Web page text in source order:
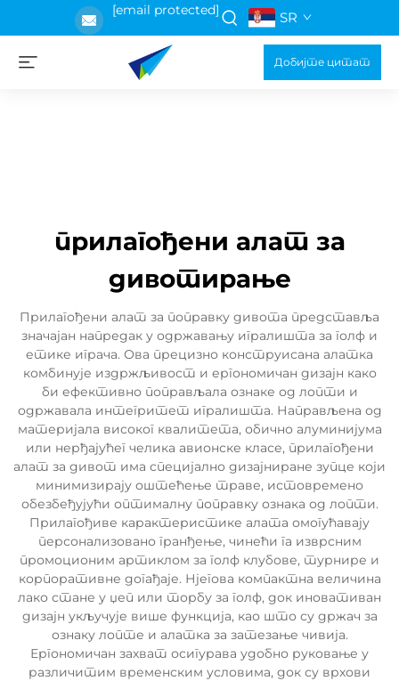
[email protected] SR
Добијте цитат
прилагођени алат за
дивотирање
Прилагођени алат за поправку дивота представља
значајан напредак у одржавању игралишта за голф и
етике играча. Ова прецизно конструисана алатка
комбинује издржљивост и ергономичан дизајн како
би ефективно поправљала ознаке од лопти и
одржавала интегритет игралишта. Направљена од
материјала високог квалитета, обично алуминијума
или нерђајућег челика авионске класе, прилагођени
алат за дивот има специјално дизајниране зупце који
минимизирају оштећење траве, истовремено
обезбеђујући оптималну поправку ознака од лопти.
Прилагођиве карактеристике алата омогућавају
персонализовано гранђење, чинећи га изврсним
промоционим артиклом за голф клубове, турнире и
корпоративне догађаје. Нјегова компактна величина
лако стане у џеп или торбу за голф, док иновативан
дизајн укључује више функција, као што су држач за
ознаку лопте и алатка за затезање чивија.
Ергономичан захват осигурава удобно руковање у
различитим временским условима, док су врхови